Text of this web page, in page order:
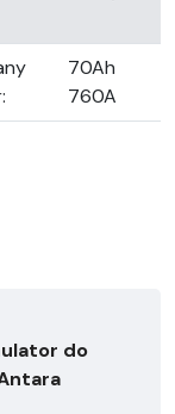
70Ah
760A
do